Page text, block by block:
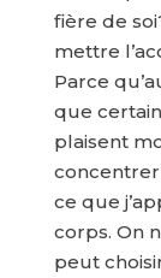
fière de
mettre
Parce
que
plaisent
concentrer
ce que
corps. On
peut